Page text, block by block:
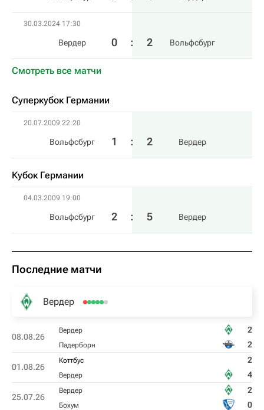
30.03.2024 17:30
Вердер 0 : 2 Вольфсбург
Смотреть все матчи
Суперкубок Германии
20.07.2009 22:20
Вольфсбург 1 : 2 Вердер
Кубок Германии
04.03.2009 19:00
Вольфсбург 2 : 5 Вердер
Последние матчи
Вердер
08.08.26
Вердер 2
Падерборн 2
01.08.26
Коттбус 2
Вердер 4
25.07.26
Вердер 2
Бохум 0